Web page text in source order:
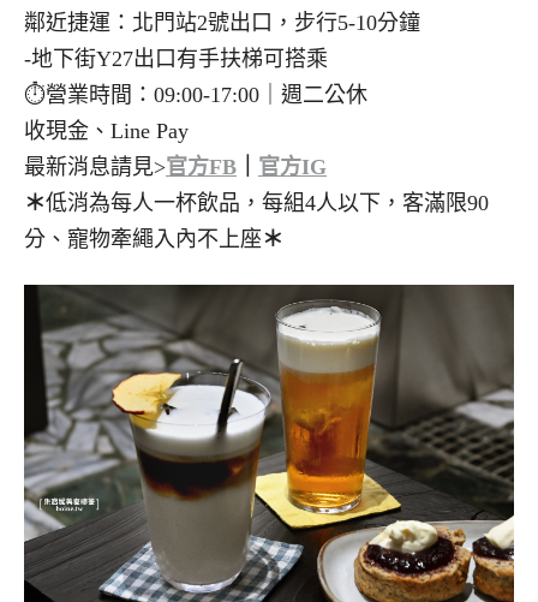
鄰近捷運：北門站2號出口，步行5-10分鐘
-地下街Y27出口有手扶梯可搭乘
⏱️營業時間：09:00-17:00｜週二公休
收現金、Line Pay
最新消息請見>官方FB
官方IG
＊低消為每人一杯飲品，每組4人以下，客滿限90
分、寵物牽繩入內不上座＊